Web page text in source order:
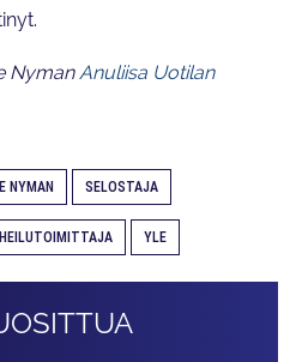
NymanAnuliisa Uotilan
NYMAN SELOSTAJA
YLE